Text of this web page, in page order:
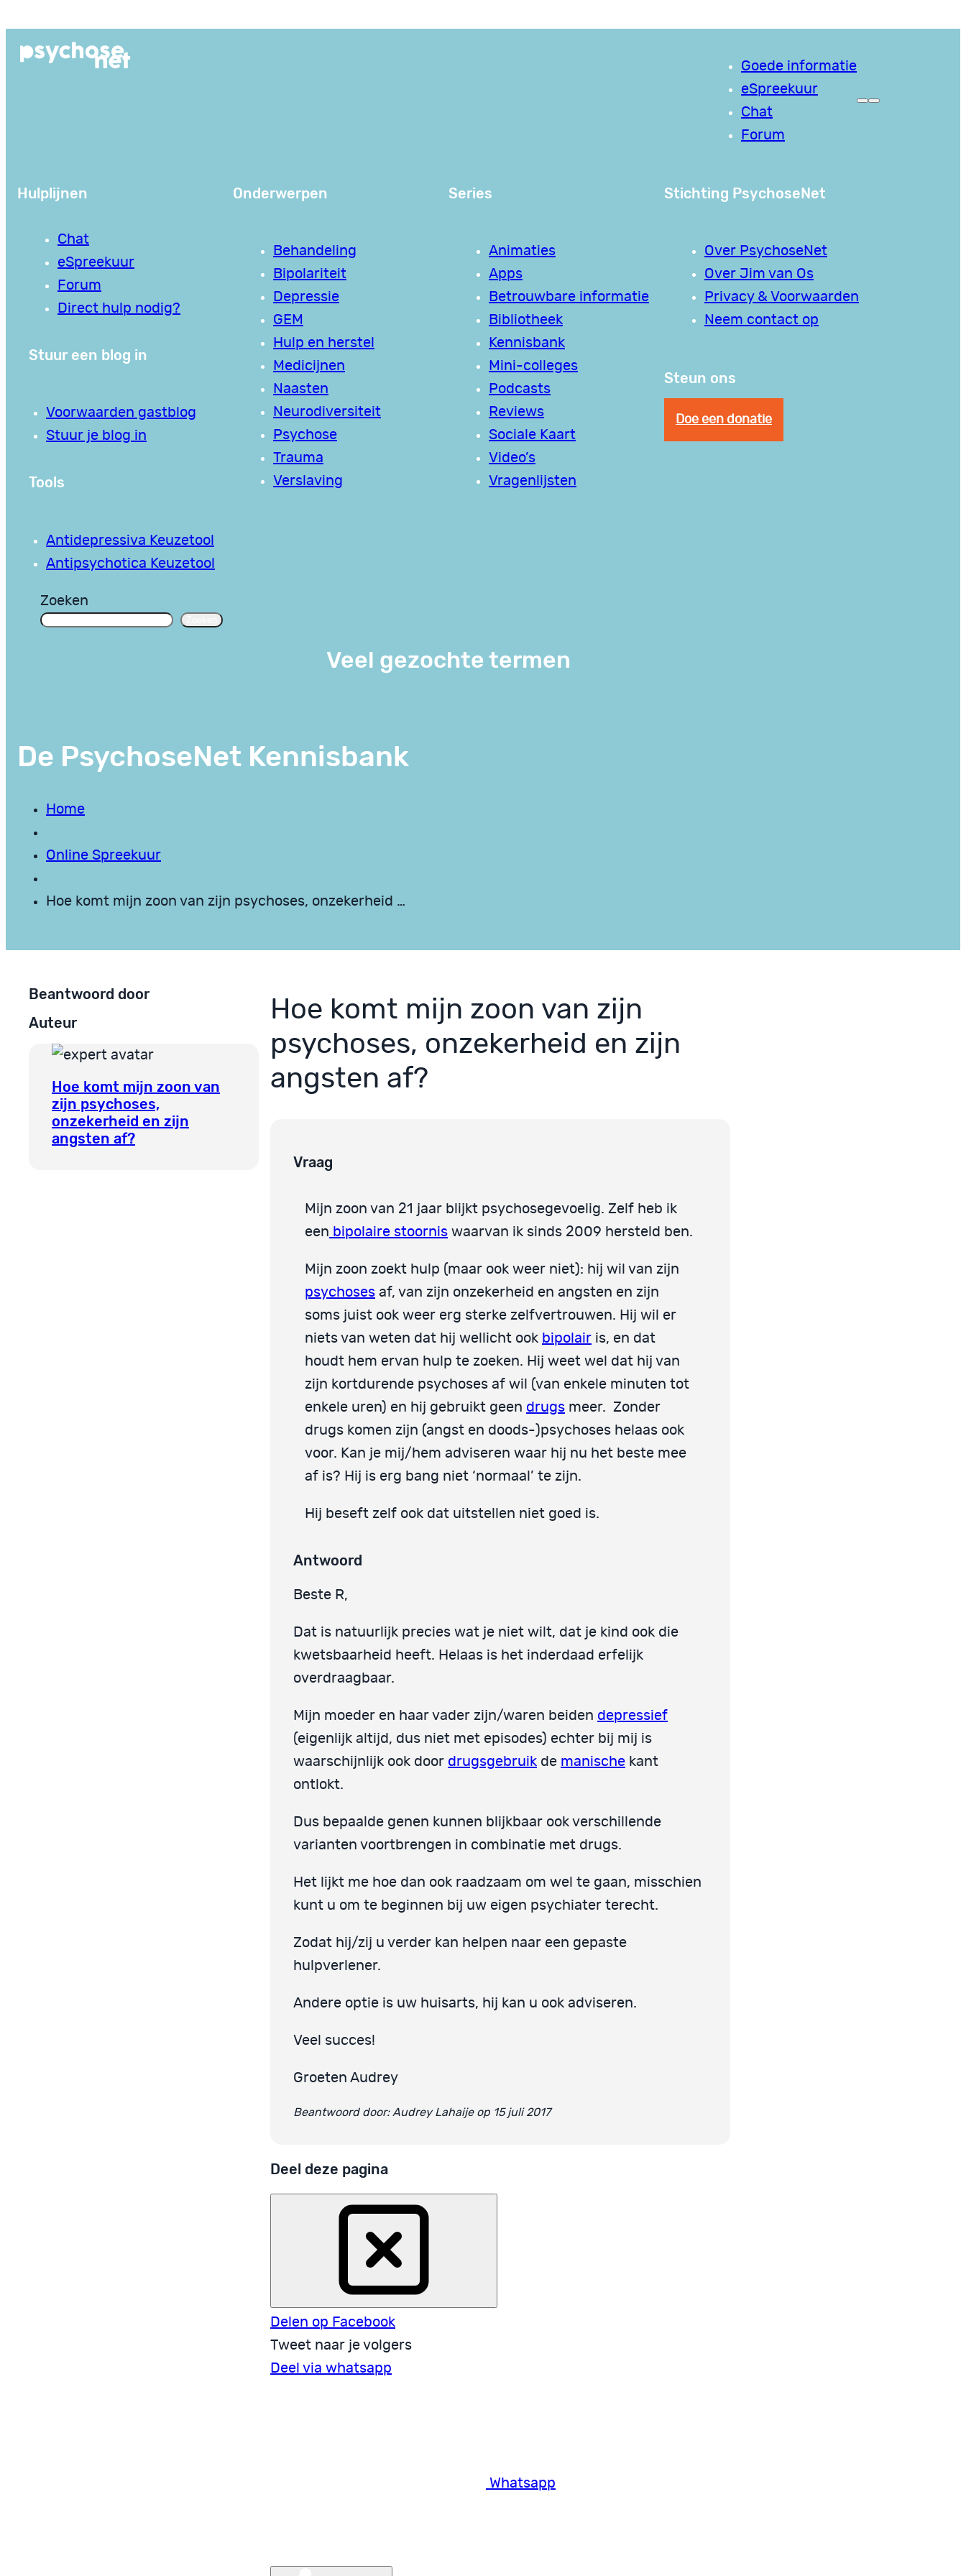
de
Goede informatie
eSpreekuur
Chat
Forum
Hulplijnen
Chat
eSpreekuur
Forum
Direct hulp nodig?
Stuur een blog in
Voorwaarden gastblog
Stuur je blog in
Tools
Antidepressiva Keuzetool
Antipsychotica Keuzetool
Onderwerpen
Behandeling
Bipolariteit
Depressie
GEM
Hulp en herstel
Medicijnen
Naasten
Neurodiversiteit
Psychose
Trauma
Verslaving
Series
Animaties
Apps
Betrouwbare informatie
Bibliotheek
Kennisbank
Mini-colleges
Podcasts
Reviews
Sociale Kaart
Video’s
Vragenlijsten
Stichting PsychoseNet
Over PsychoseNet
Over Jim van Os
Privacy & Voorwaarden
Neem contact op
Steun ons
Doe een donatie
Zoeken
Veel gezochte termen
De PsychoseNet Kennisbank
Home
Online Spreekuur
Hoe komt mijn zoon van zijn psychoses, onzekerheid …
Beantwoord door
Auteur
Hoe komt mijn zoon van
zijn psychoses,
onzekerheid en zijn
angsten af?
Hoe komt mijn zoon van zijn
psychoses, onzekerheid en zijn
angsten af?
Vraag
Mijn zoon van 21 jaar blijkt psychosegevoelig. Zelf heb ik
een bipolaire stoornis waarvan ik sinds 2009 hersteld ben.
Mijn zoon zoekt hulp (maar ook weer niet): hij wil van zijn
psychoses af, van zijn onzekerheid en angsten en zijn
soms juist ook weer erg sterke zelfvertrouwen. Hij wil er
niets van weten dat hij wellicht ook bipolair is, en dat
houdt hem ervan hulp te zoeken. Hij weet wel dat hij van
zijn kortdurende psychoses af wil (van enkele minuten tot
enkele uren) en hij gebruikt geen drugs meer. Zonder
drugs komen zijn (angst en doods-)psychoses helaas ook
voor. Kan je mij/hem adviseren waar hij nu het beste mee
af is? Hij is erg bang niet ‘normaal’ te zijn.
Hij beseft zelf ook dat uitstellen niet goed is.
Antwoord
Beste R,
Dat is natuurlijk precies wat je niet wilt, dat je kind ook die
kwetsbaarheid heeft. Helaas is het inderdaad erfelijk
overdraagbaar.
Mijn moeder en haar vader zijn/waren beiden depressief
(eigenlijk altijd, dus niet met episodes) echter bij mij is
waarschijnlijk ook door drugsgebruik de manische kant
ontlokt.
Dus bepaalde genen kunnen blijkbaar ook verschillende
varianten voortbrengen in combinatie met drugs.
Het lijkt me hoe dan ook raadzaam om wel te gaan, misschien
kunt u om te beginnen bij uw eigen psychiater terecht.
Zodat hij/zij u verder kan helpen naar een gepaste
hulpverlener.
Andere optie is uw huisarts, hij kan u ook adviseren.
Veel succes!
Groeten Audrey
Beantwoord door: Audrey Lahaije op 15 juli 2017
Deel deze pagina
Delen op Facebook
Tweet naar je volgers
Deel via whatsapp
Whatsapp